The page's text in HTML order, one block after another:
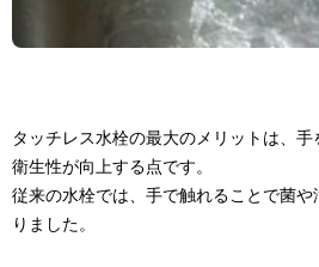
タッチレス水栓の最大のメリットは、
衛生性が向上する点です。
従来の水栓では、手で触れることで菌
りました。